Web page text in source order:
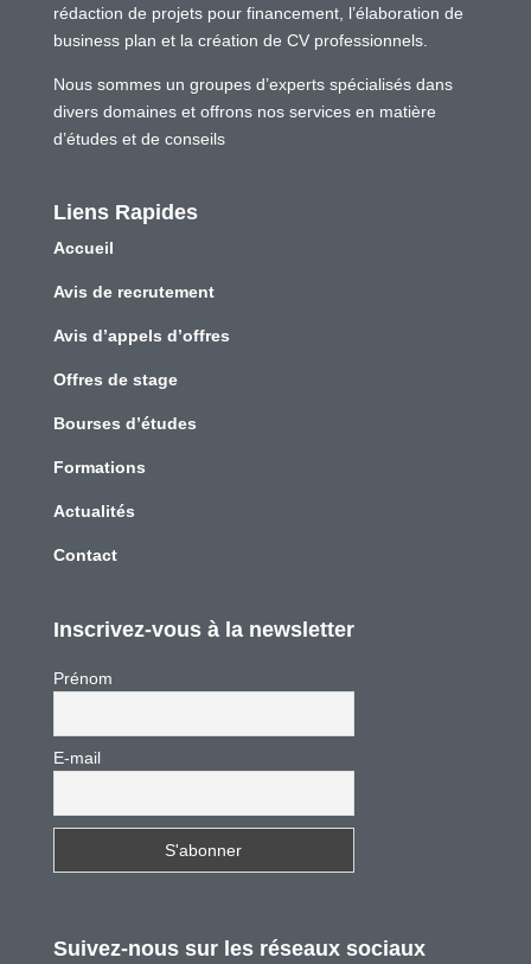
rédaction de projets pour financement, l’élaboration de
business plan et la création de CV professionnels.
Nous sommes un groupes d’experts spécialisés dans
divers domaines et offrons nos services en matière
d’études et de conseils
Liens Rapides
Accueil
Avis de recrutement
Avis d’appels d’offres
Offres de stage
Bourses d’études
Formations
Actualités
Contact
Inscrivez-vous à la newsletter
Prénom
E-mail
Suivez-nous sur les réseaux sociaux